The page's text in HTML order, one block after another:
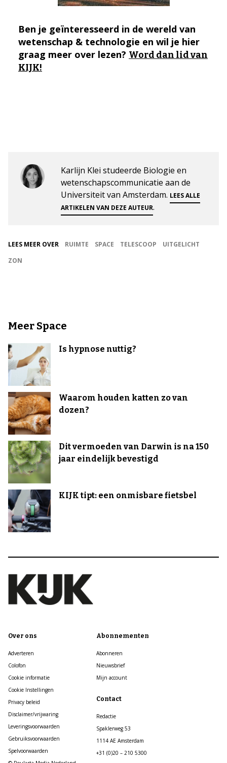
Ben je geïnteresseerd in de wereld van
wetenschap & technologie en wil je hier
graag meer over lezen? Word dan lid van
KIJK!
Karlijn Klei studeerde Biologie en
wetenschapscommunicatie aan de
Universiteit van Amsterdam. LEES ALLE
ARTIKELEN VAN DEZE AUTEUR.
LEES MEER OVER RUIMTE SPACE TELESCOOP
UITGELICHT
ZON
Meer Space
Is hypnose nuttig?
Waarom houden katten zo van
dozen?
Dit vermoeden van Darwin is na 150
jaar eindelijk bevestigd
KIJK tipt: een onmisbare fietsbel
Over ons
Adverteren
Colofon
Cookie informatie
Cookie Instellingen
Privacy beleid
Disclaimer/vrijwaring
Leveringsvoorwaarden
Gebruiksvoorwaarden
Spelvoorwaarden
Abonnementen
Abonneren
Nieuwsbrief
Mijn account
Contact
Redactie
Spaklerweg 53
1114 AE Amsterdam
+31 (0)20 – 210 5300